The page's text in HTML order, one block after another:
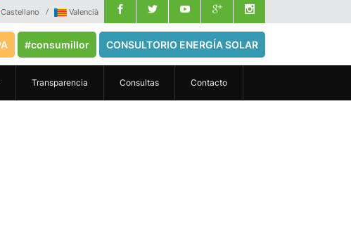
Castellano Valencià
#consumillor CONSULTORIO ENERGÍA SOLAR
Transparencia Consultas Contacto